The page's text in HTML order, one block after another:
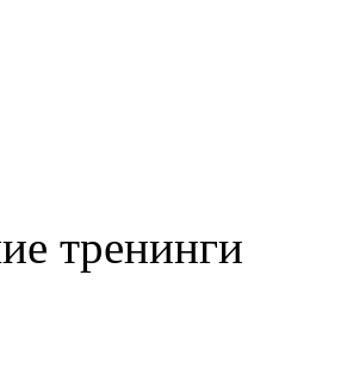
тренинги